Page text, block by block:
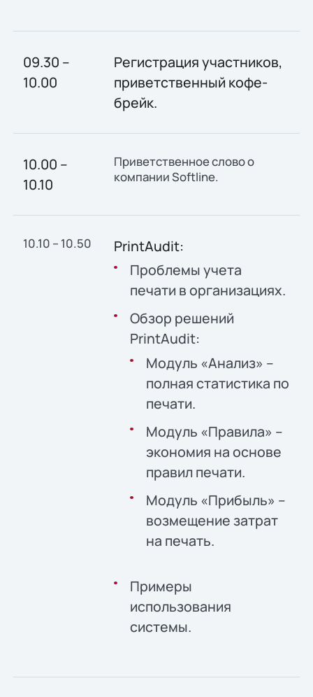
09.30 –
10.00
Регистрация участников,
приветственный кофе-
брейк.
10.00 –
10.10
Приветственное слово о
компании Softline.
10.10 – 10.50
PrintAudit:
Проблемы учета
печати в организациях.
Обзор решений
PrintAudit:
Модуль «Анализ» –
полная статистика по
печати.
Модуль «Правила» –
экономия на основе
правил печати.
Модуль «Прибыль» –
возмещение затрат
на печать.
Примеры
использования
системы.